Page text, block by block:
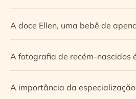
A doce Ellen, uma bebê de
A fotografia de recém-nascidos
A importância da